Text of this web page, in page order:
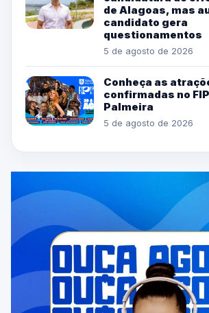
de Alagoas, mas
candidato gera
questionamentos
5 de agosto de 2026
Conheça as
confirmadas no
Palmeira
5 de agosto de 2026